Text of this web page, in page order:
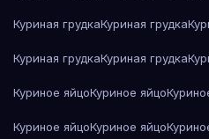
Куриная грудкаКуриная грудка
Куриная грудкаКуриная грудка
Куриное яйцоКуриное яйцо
Куриное яйцоКуриное яйцо